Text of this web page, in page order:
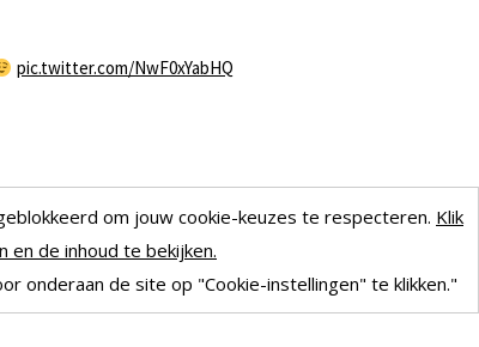
pic.twitter.com/NwF0xYabHQ
om jouw cookie-keuzes te respecteren. Klik
en de inhoud te bekijken.
onderaan de site op "Cookie-instellingen" te klikken."